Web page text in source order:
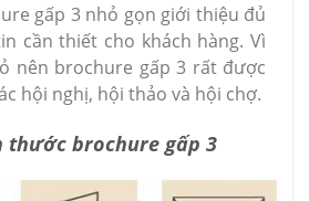
gấp 3 nhỏ gọn giới thiệu đủ
cần thiết cho khách hàng. Vì
nên brochure gấp 3 rất được
hội nghị, hội thảo và hội chợ.
thước brochure gấp 3